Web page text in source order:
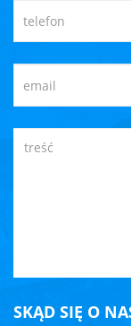
SKĄD SIĘ O